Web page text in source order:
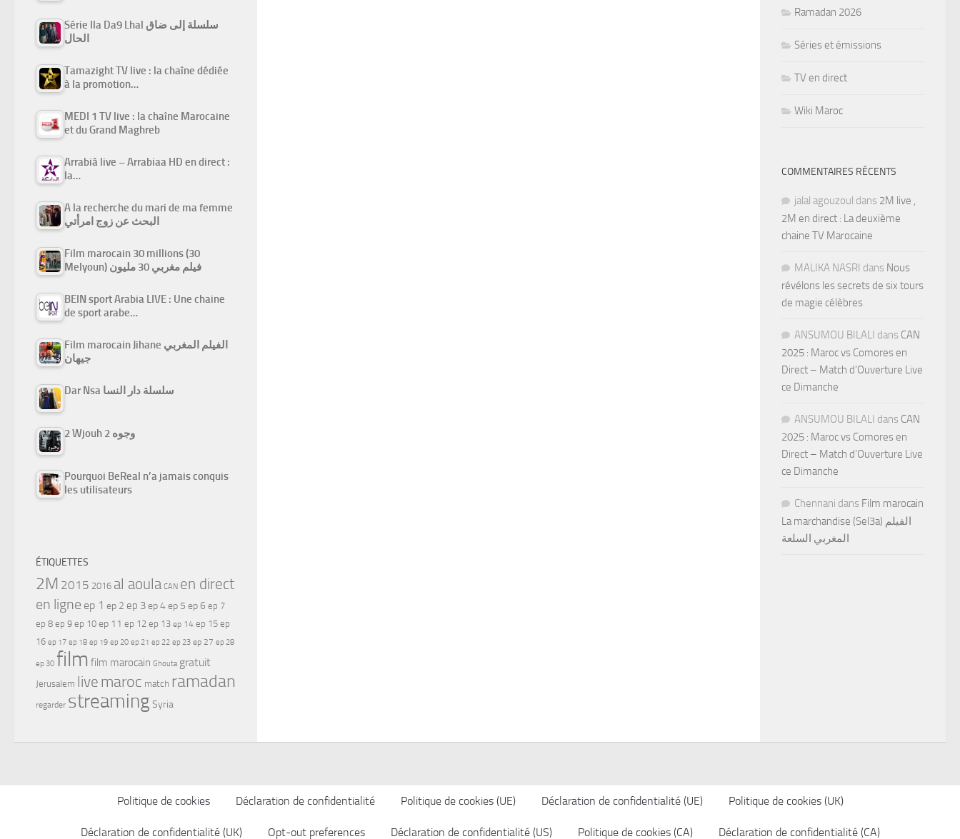
Série Ila Da9 Lhal سلسلة إلى ضاق
الحال
Tamazight TV live : la chaîne dédiée
à la promotion…
MEDI 1 TV live : la chaîne Marocaine
et du Grand Maghreb
Arrabiâ live – Arrabiaa HD en direct :
la…
A la recherche du mari de ma femme
البحث عن زوج امرأتي
Film marocain 30 millions (30
Melyoun) فيلم مغربي 30 مليون
BEIN sport Arabia LIVE : Une chaine
de sport arabe…
Film marocain Jihane الفيلم المغربي
جيهان
Dar Nsa سلسلة دار النسا
2 Wjouh 2 وجوه
Pourquoi BeReal n’a jamais conquis
les utilisateurs
ÉTIQUETTES
2M 2015 2016 al aoula CAN en direct
en ligne ep 1 ep 2 ep 3ep 4ep 5 ep 6 ep 7
ep 8 ep 9 ep 10 ep 11 ep 12 ep 13 ep 14 ep 15 ep
16 ep 17 ep 18 ep 19 ep 20 ep 21 ep 22 ep 23 ep 27 ep 28
ep 30 film film marocain Ghouta gratuit
Jerusalem live maroc match ramadan
regarder streamingSyria
Ramadan 2026
Séries et émissions
TV en direct
Wiki Maroc
COMMENTAIRES RÉCENTS
jalal agouzoul dans 2M live ,
2M en direct : La deuxième
chaine TV Marocaine
MALIKA NASRI dans Nous
révélons les secrets de six tours
de magie célèbres
ANSUMOU BILALI dans CAN
2025 : Maroc vs Comores en
Direct – Match d’Ouverture Live
ce Dimanche
ANSUMOU BILALI dans CAN
2025 : Maroc vs Comores en
Direct – Match d’Ouverture Live
ce Dimanche
Chennani dans Film marocain
La marchandise (Sel3a) الفيلم
المغربي السلعة
Politique de cookies Déclaration de confidentialité Politique de cookies (UE) Déclaration de confidentialité (UE) Politique de cookies (UK)
Déclaration de confidentialité (UK) Opt-out preferences Déclaration de confidentialité (US) Politique de cookies (CA) Déclaration de confidentialité (CA)